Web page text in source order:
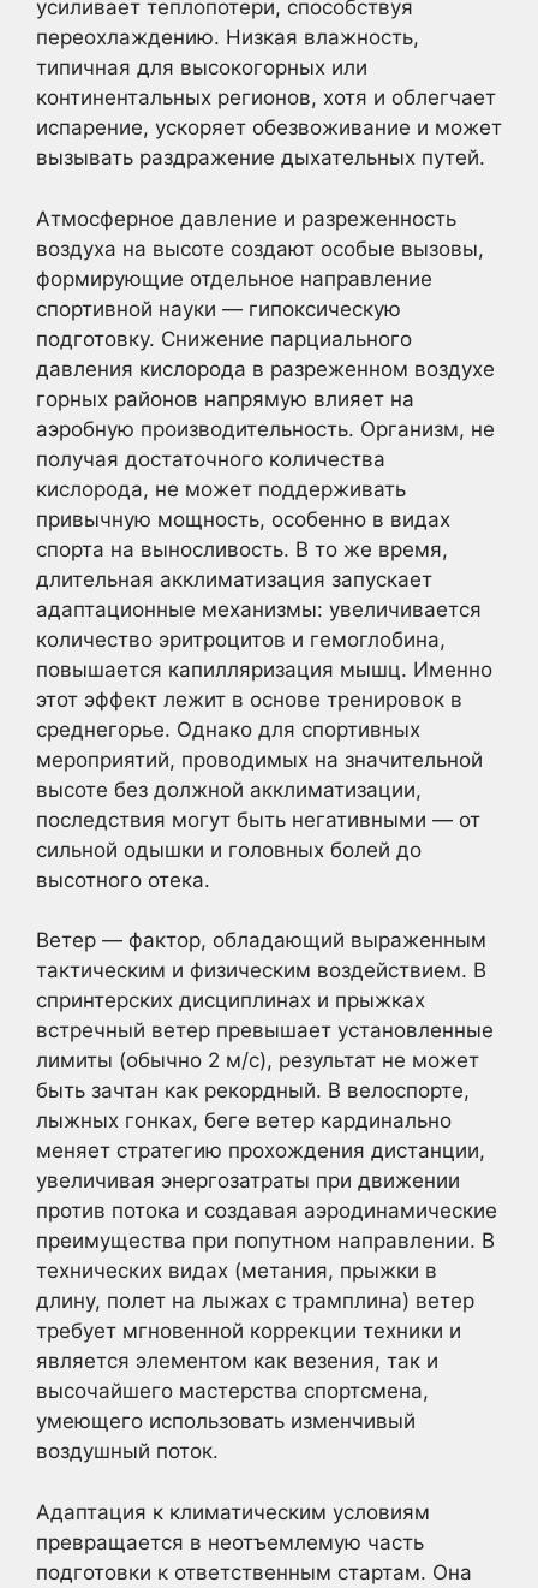
усиливает теплопотери, способствуя
переохлаждению. Низкая влажность,
типичная для высокогорных или
континентальных регионов, хотя и облегчает
испарение, ускоряет обезвоживание и может
вызывать раздражение дыхательных путей.
Атмосферное давление и разреженность
воздуха на высоте создают особые вызовы,
формирующие отдельное направление
спортивной науки — гипоксическую
подготовку. Снижение парциального
давления кислорода в разреженном воздухе
горных районов напрямую влияет на
аэробную производительность. Организм, не
получая достаточного количества
кислорода, не может поддерживать
привычную мощность, особенно в видах
спорта на выносливость. В то же время,
длительная акклиматизация запускает
адаптационные механизмы: увеличивается
количество эритроцитов и гемоглобина,
повышается капилляризация мышц. Именно
этот эффект лежит в основе тренировок в
среднегорье. Однако для спортивных
мероприятий, проводимых на значительной
высоте без должной акклиматизации,
последствия могут быть негативными — от
сильной одышки и головных болей до
высотного отека.
Ветер — фактор, обладающий выраженным
тактическим и физическим воздействием. В
спринтерских дисциплинах и прыжках
встречный ветер превышает установленные
лимиты (обычно 2 м/с), результат не может
быть зачтан как рекордный. В велоспорте,
лыжных гонках, беге ветер кардинально
меняет стратегию прохождения дистанции,
увеличивая энергозатраты при движении
против потока и создавая аэродинамические
преимущества при попутном направлении. В
технических видах (метания, прыжки в
длину, полет на лыжах с трамплина) ветер
требует мгновенной коррекции техники и
является элементом как везения, так и
высочайшего мастерства спортсмена,
умеющего использовать изменчивый
воздушный поток.
Адаптация к климатическим условиям
превращается в неотъемлемую часть
подготовки к ответственным стартам. Она